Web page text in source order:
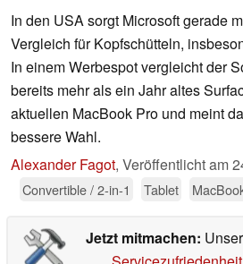
In den USA sorgt Microsoft gerade
Vergleich für Kopfschütteln,
In einem Werbespot vergleicht der
bereits mehr als ein Jahr altes
aktuellen MacBook Pro und meint
bessere Wahl.
Alexander Fagot, Veröffentlicht am
Convertible / 2-in-1
Tablet
Jetzt mitmachen: